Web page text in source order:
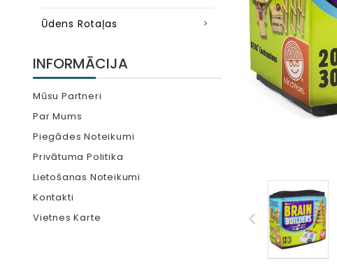
Ūdens Rotaļas
INFORMĀCIJA
Mūsu Partneri
Par Mums
Piegādes Noteikumi
Privātuma Politika
Lietošanas Noteikumi
Kontakti
Vietnes Karte